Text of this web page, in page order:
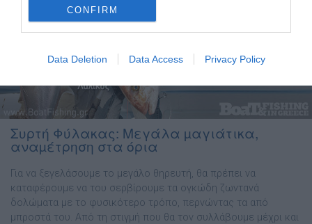
CONFIRM
Data Deletion Data Access Privacy Policy
Συρτή Φύλακας: Μεγάλα µαγιάτικα,
αναµέτρηση στα όρια
Για να ξεγελάσουµε το µεγάλο θηρευτή, θα πρέπει να
καταφέρουµε να του σερβίρουµε τα ογκώδη ζωντανά
δολώµατα µε το φυσικότερο τρόπο, περνώντας τα από
µπροστά του. Από τη στιγµή που θα τον συλλάβουµε µέχρι και